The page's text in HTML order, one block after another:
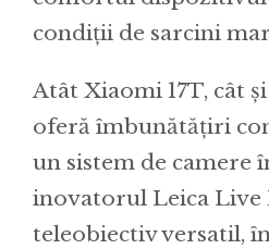
condiții de sarcini
Atât Xiaomi 17T, cât
oferă îmbunătățiri
un sistem de camere
inovatorul Leica Live
teleobiectiv versatil,